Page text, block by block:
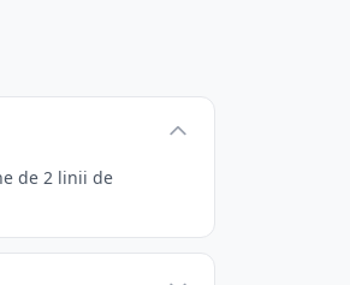
de 2 linii de